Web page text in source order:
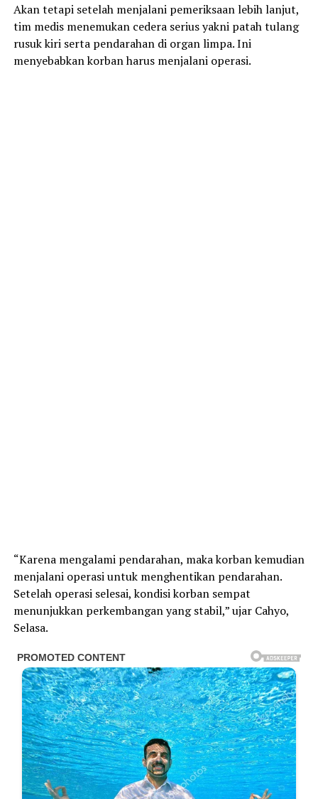
Akan tetapi setelah menjalani pemeriksaan lebih lanjut,
tim medis menemukan cedera serius yakni patah tulang
rusuk kiri serta pendarahan di organ limpa. Ini
menyebabkan korban harus menjalani operasi.
“Karena mengalami pendarahan, maka korban kemudian
menjalani operasi untuk menghentikan pendarahan.
Setelah operasi selesai, kondisi korban sempat
menunjukkan perkembangan yang stabil,” ujar Cahyo,
Selasa.